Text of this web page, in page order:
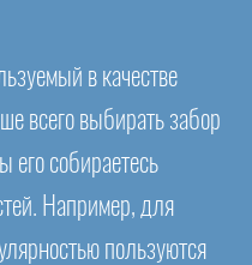
в качестве
всего выбирать забор
его собираетесь
Например, для
пользуются